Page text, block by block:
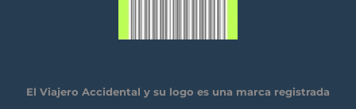
El Viajero Accidental y su logo es una marca registrada